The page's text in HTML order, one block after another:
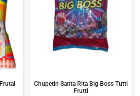
Chupetin Santa Rita Big Boss Tutti
Frutti